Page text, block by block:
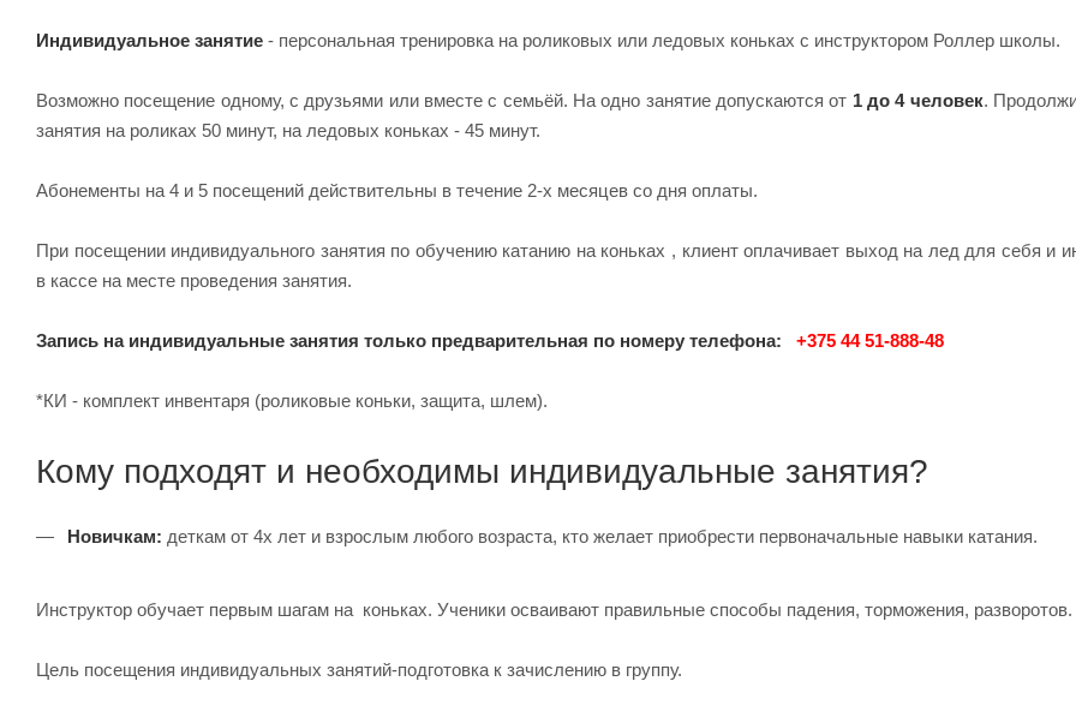
Индивидуальное занятие - персональная тренировка на роликовых или ледовых коньках с инструктором Роллер школы.
Возможно посещение одному, с друзьями или вместе с семьёй. На одно занятие допускаются от 1 до 4 человек.
занятия на роликах 50 минут, на ледовых коньках - 45 минут.
Абонементы на 4 и 5 посещений действительны в течение 2-х месяцев со дня оплаты.
При посещении индивидуального занятия по обучению катанию на коньках , клиент оплачивает выход на лед для себя и
в кассе на месте проведения занятия.
Запись на индивидуальные занятия только предварительная по номеру телефона: +375 44 51-888-48
*КИ - комплект инвентаря (роликовые коньки, защита, шлем).
Кому подходят и необходимы индивидуальные занятия?
Новичкам: деткам от 4х лет и взрослым любого возраста, кто желает приобрести первоначальные навыки катания.
Инструктор обучает первым шагам на коньках. Ученики осваивают правильные способы падения, торможения, разворотов.
Цель посещения индивидуальных занятий-подготовка к зачислению в группу.